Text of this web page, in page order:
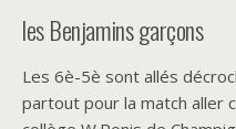
les Benjamins garçons
Les 6è-5è sont allés
partout pour la match aller